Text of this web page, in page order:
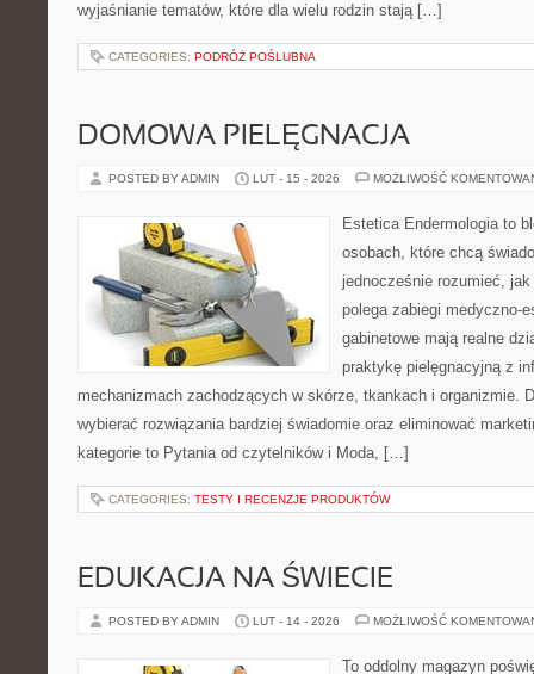
wyjaśnianie tematów, które dla wielu rodzin stają […]
CATEGORIES: PODRÓŻ POŚLUBNA
DOMOWA PIELĘGNACJA
POSTED BY ADMIN LUT - 15 - 2026 MOŻLIWOŚĆ
Estetica Endermologia to
osobach, które chcą
jednocześnie rozumieć,
polega zabiegi medyczno-
gabinetowe mają realne
praktykę pielęgnacyjną z
mechanizmach zachodzących w skórze, tkankach i organizmie.
wybierać rozwiązania bardziej świadomie oraz eliminować
kategorie to Pytania od czytelników i Moda, […]
CATEGORIES: TESTY I RECENZJE PRODUKTÓW
EDUKACJA NA ŚWIECIE
POSTED BY ADMIN LUT - 14 - 2026 MOŻLIWOŚĆ
To oddolny magazyn